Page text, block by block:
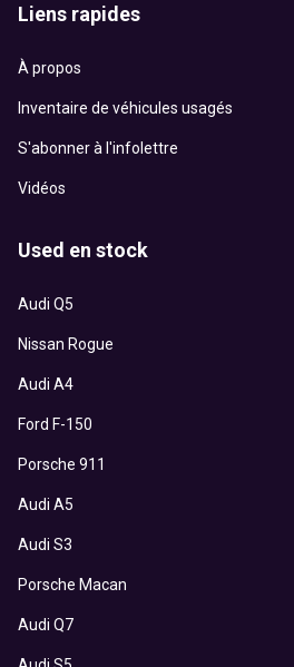
Liens rapides
À propos
Inventaire de véhicules usagés
S'abonner à l'infolettre
Vidéos
Used en stock
Audi Q5
Nissan Rogue
Audi A4
Ford F-150
Porsche 911
Audi A5
Audi S3
Porsche Macan
Audi Q7